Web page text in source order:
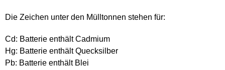
Die Zeichen unter den Mülltonnen stehen für:
Cd: Batterie enthält Cadmium
Hg: Batterie enthält Quecksilber
Pb: Batterie enthält Blei